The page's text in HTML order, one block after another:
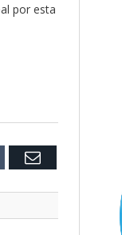
por esta
Email